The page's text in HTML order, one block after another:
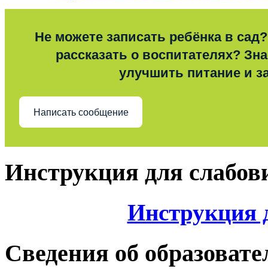
Не можете записать ребёнка в
рассказать о воспитателях?
улучшить питание и
Написать сообщение
Инструкция для
Инструкция
Сведения об